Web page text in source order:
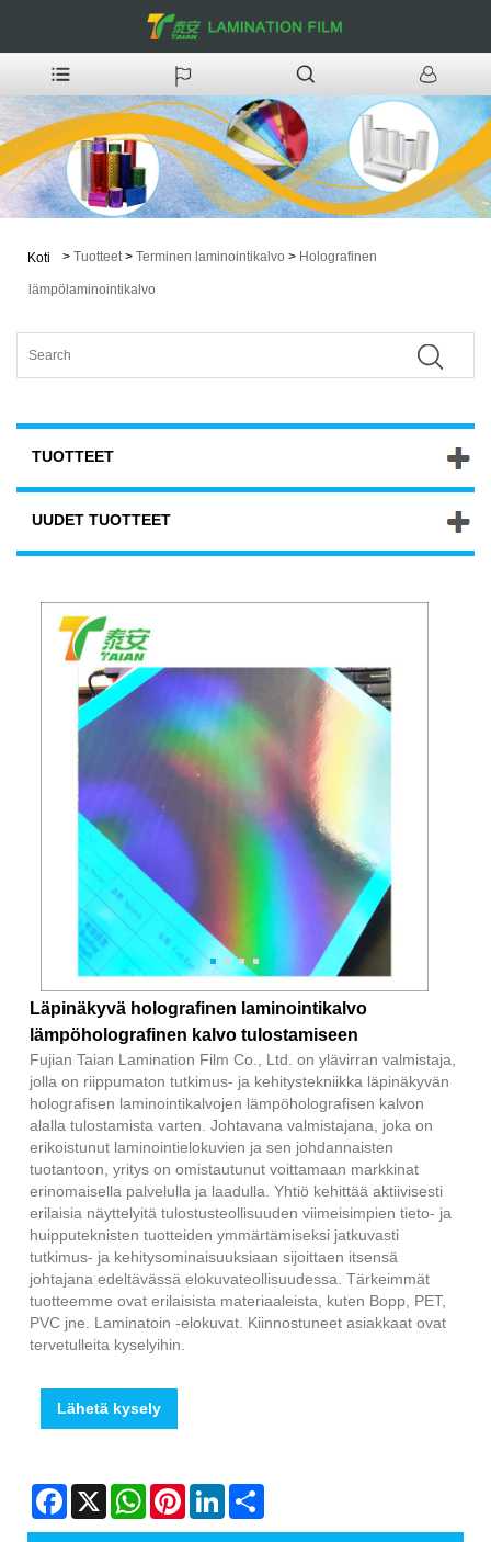
Koti > Tuotteet > Terminen laminointikalvo > Holografinen
lämpölaminointikalvo
TUOTTEET
UUDET TUOTTEET
Läpinäkyvä holografinen laminointikalvo
lämpöholografinen kalvo tulostamiseen
Fujian Taian Lamination Film Co., Ltd. on ylävirran valmistaja,
jolla on riippumaton tutkimus- ja kehitystekniikka läpinäkyvän
holografisen laminointikalvojen lämpöholografisen kalvon
alalla tulostamista varten. Johtavana valmistajana, joka on
erikoistunut laminointielokuvien ja sen johdannaisten
tuotantoon, yritys on omistautunut voittamaan markkinat
erinomaisella palvelulla ja laadulla. Yhtiö kehittää aktiivisesti
erilaisia ​​näyttelyitä tulostusteollisuuden viimeisimpien tieto- ja
huipputeknisten tuotteiden ymmärtämiseksi jatkuvasti
tutkimus- ja kehitysominaisuuksiaan sijoittaen itsensä
johtajana edeltävässä elokuvateollisuudessa. Tärkeimmät
tuotteemme ovat erilaisista materiaaleista, kuten Bopp, PET,
PVC jne. Laminatoin -elokuvat. Kiinnostuneet asiakkaat ovat
tervetulleita kyselyihin.
Lähetä kysely
Facebook
X WhatsAppPinterestLinkedIn